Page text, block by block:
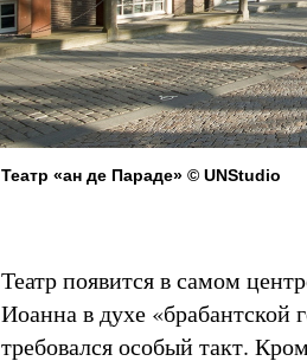
Театр «ан де Параде» © UNStudio
Театр появится в самом
Иоанна в духе «брабантской
требовался особый такт.